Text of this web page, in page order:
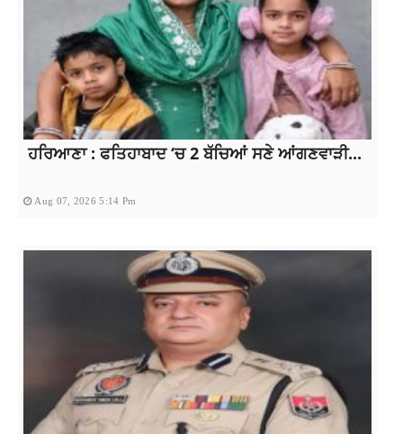
ਹਰਿਆਣਾ : ਫਤਿਹਾਬਾਦ ‘ਚ 2 ਬੱਚਿਆਂ ਸਣੇ ਆਂਗਣਵਾੜੀ...
Aug 07, 2026 5:14 Pm